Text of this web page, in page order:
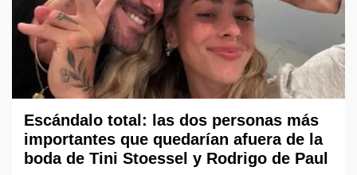
Escándalo total: las dos personas más
importantes que quedarían afuera de la
boda de Tini Stoessel y Rodrigo de Paul